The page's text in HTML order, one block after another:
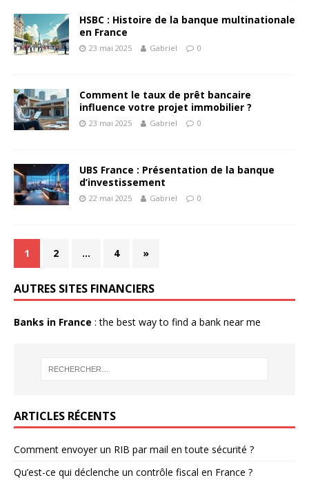
HSBC : Histoire de la banque multinationale
en France
23 mai 2025 Gabriel 0
Comment le taux de prêt bancaire
influence votre projet immobilier ?
23 mai 2025 Gabriel 0
UBS France : Présentation de la banque
d’investissement
22 mai 2025 Gabriel 0
1 2 … 4 »
AUTRES SITES FINANCIERS
Banks in France : the best way to find a bank near me
ARTICLES RÉCENTS
Comment envoyer un RIB par mail en toute sécurité ?
Qu’est-ce qui déclenche un contrôle fiscal en France ?